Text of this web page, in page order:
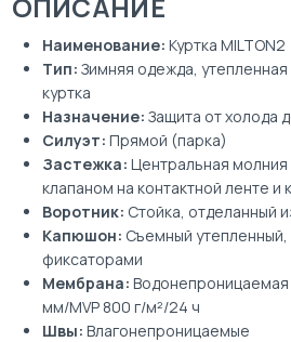
Наименование: Куртка MILTON2
Тип: Зимняя одежда,
куртка
Назначение: Защита от холода
Силуэт: Прямой (парка)
Застежка: Центральная
клапаном на контактной ленте и
Воротник: Стойка, отделанный
Капюшон: Съемный
фиксаторами
Мембрана:
мм/MVP 800 г/м²/24 ч
Швы: Влагонепроницаемые